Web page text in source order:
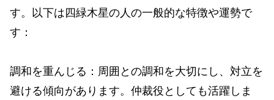
す。以下は四緑木星の人の一般的な特徴や運勢で
す：
調和を重んじる：周囲との調和を大切にし、対立を
避ける傾向があります。仲裁役としても活躍しま